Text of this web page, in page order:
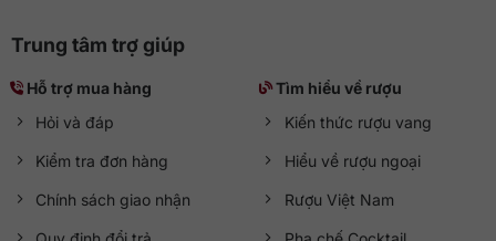
Trung tâm trợ giúp
Hỗ trợ mua hàng
Hỏi và đáp
Kiểm tra đơn hàng
Chính sách giao nhận
Tìm hiểu về rượu
Kiến thức rượu vang
Hiểu về rượu ngoại
Rượu Việt Nam